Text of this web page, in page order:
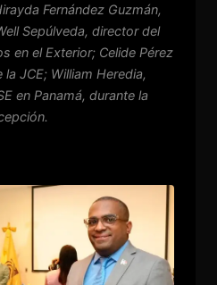
Fernández Guzmán,
Sepúlveda, director del
en el Exterior; Celide Pérez
la JCE; William Heredia,
en Panamá, durante la